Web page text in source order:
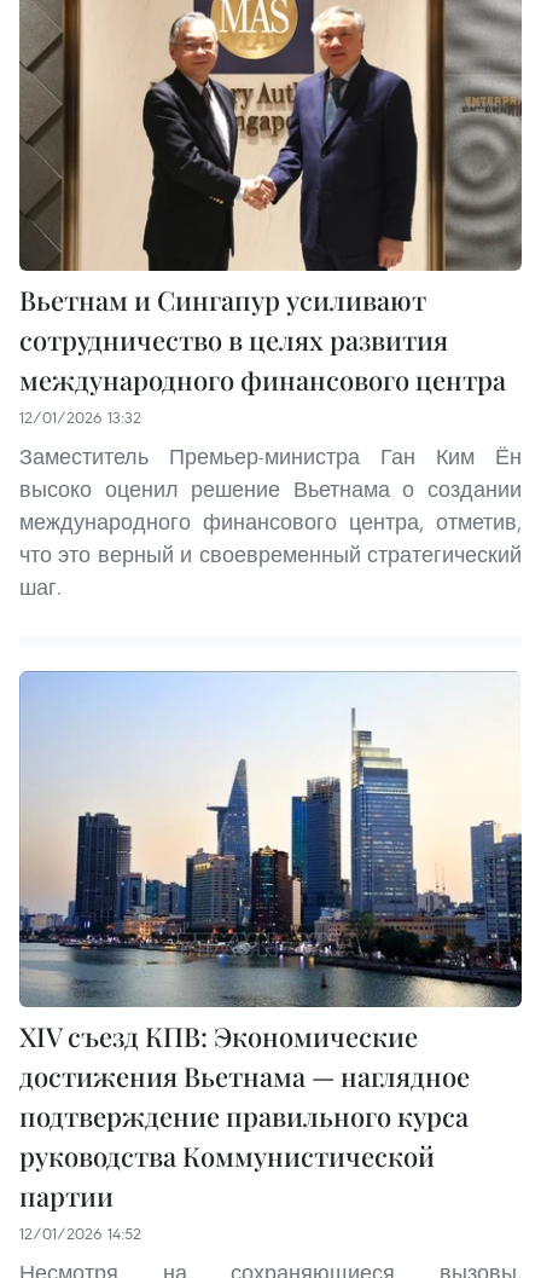
Вьетнам и Сингапур усиливают
сотрудничество в целях развития
международного финансового центра
12/01/2026 13:32
Заместитель Премьер-министра Ган Ким Ён
высоко оценил решение Вьетнама о создании
международного финансового центра, отметив,
что это верный и своевременный стратегический
шаг.
XIV съезд КПВ: Экономические
достижения Вьетнама — наглядное
подтверждение правильного курса
руководства Коммунистической
партии
12/01/2026 14:52
Несмотря на сохраняющиеся вызовы,